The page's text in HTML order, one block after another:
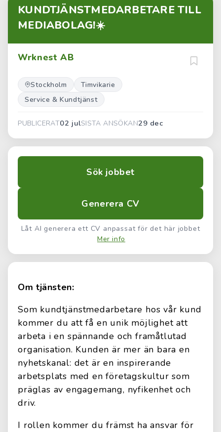
KUNDTJÄNSTMEDARBETARE TILL
MEDIABOLAG!☀️
Wrknest AB
Stockholm
Timvikarie
Service & Kundtjänst
PUBLICERAT02 julSISTA ANSÖKAN29 dec
Sök jobbet
Generera CV
Låt AI generera ett CV anpassat för det här jobbet
Mer info
Om tjänsten:
Som kundtjänstmedarbetare hos vår kund
kommer du att få en unik möjlighet att
arbeta i en spännande och framåtlutad
organisation. Kunden är mer än bara en
nyhetskanal: det är en inspirerande
arbetsplats med en företagskultur som
präglas av engagemang, nyfikenhet och
driv.
I rollen kommer du främst ha ansvar för